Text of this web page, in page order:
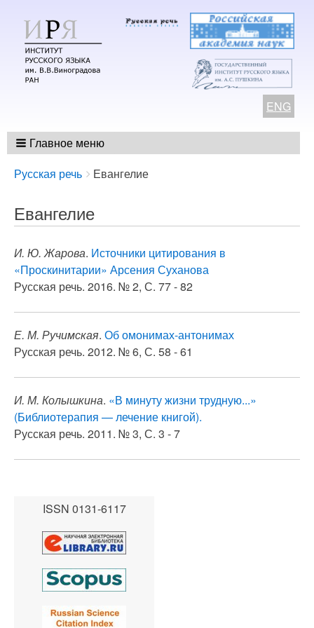
ENG
Главное меню
Breadcrumbs
You
here:
Русская речь Евангелие
Евангелие
И. Ю. Жарова. Источники цитирования в
«Проскинитарии» Арсения Суханова
Русская речь. 2016. № 2, С. 77 - 82
Е. М. Ручимская. Об омонимах-антонимах
Русская речь. 2012. № 6, С. 58 - 61
И. М. Колышкина. «В минуту жизни трудную...»
(Библиотерапия — лечение книгой).
Русская речь. 2011. № 3, С. 3 - 7
ISSN 0131-6117